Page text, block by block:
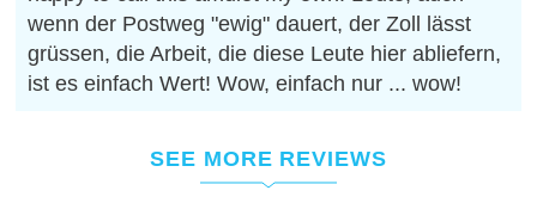
wenn der Postweg "ewig" dauert, der Zoll lässt
grüssen, die Arbeit, die diese Leute hier abliefern,
ist es einfach Wert! Wow, einfach nur ... wow!
SEE MORE REVIEWS